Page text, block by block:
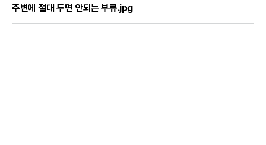
주변에 절대 두면 안되는 부류.jpg